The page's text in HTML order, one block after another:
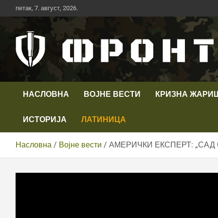
Скип
то
петак, 7. август, 2026.
Телевизија ФРОНТ
НАСЛОВНА ВОЈНЕ ВЕСТИ КРИЗНА
ИСТОРИЈА ЛАТИНИЦА
Насловна Војне вести АМЕРИЧКИ ЕКСПЕРТ: